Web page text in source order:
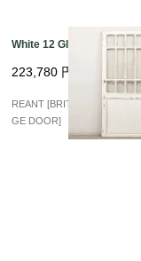
White 12 Glass
223,780 円
REANT [BRITISH VINTA
GE DOOR]